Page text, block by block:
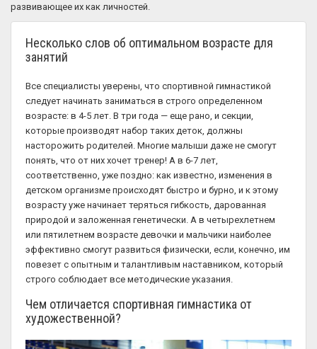
развивающее их как личностей.
Несколько слов об оптимальном возрасте для
занятий
Все специалисты уверены, что спортивной гимнастикой
следует начинать заниматься в строго определенном
возрасте: в 4-5 лет. В три года — еще рано, и секции,
которые производят набор таких деток, должны
насторожить родителей. Многие малыши даже не смогут
понять, что от них хочет тренер! А в 6-7 лет,
соответственно, уже поздно: как известно, изменения в
детском организме происходят быстро и бурно, и к этому
возрасту уже начинает теряться гибкость, дарованная
природой и заложенная генетически. А в четырехлетнем
или пятилетнем возрасте девочки и мальчики наиболее
эффективно смогут развиться физически, если, конечно, им
повезет с опытным и талантливым наставником, который
строго соблюдает все методические указания.
Чем отличается спортивная гимнастика от
художественной?